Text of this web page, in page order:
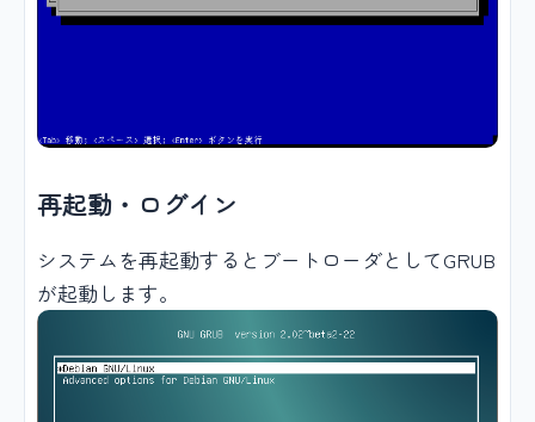
再起動・ログイン
システムを再起動するとブートローダとしてGRUB
が起動します。